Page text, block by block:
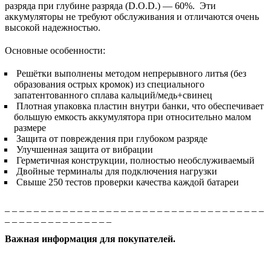
разряда при глубине разряда (D.O.D.) — 60%. Эти
аккумуляторы не требуют обслуживания и отличаются очень
высокой надежностью.
Основные особенности:
Решётки выполнены методом непрерывного литья (без
образования острых кромок) из специального
запатентованного сплава кальций/медь+свинец
Плотная упаковка пластин внутри банки, что обеспечивает
большую емкость аккумулятора при относительно малом
размере
Защита от повреждения при глубоком разряде
Улучшенная защита от вибрации
Герметичная конструкции, полностью необслуживаемый
Двойные терминалы для подключения нагрузки
Свыше 250 тестов проверки качества каждой батареи
Важная информация для покупателей.